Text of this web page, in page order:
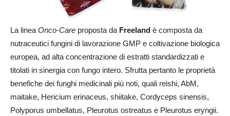
La linea Onco-Care proposta da Freeland è composta da
nutraceutici fungini di lavorazione GMP e coltivazione biologica
europea, ad alta concentrazione di estratti standardizzati e
titolati in sinergia con fungo intero. Sfrutta pertanto le proprietà
benefiche dei funghi medicinali più noti, quali reishi, AbM,
maitake, Hericium erinaceus, shiitake, Cordyceps sinensis,
Polyporus umbellatus, Pleurotus ostreatus e Pleurotus eryngii.